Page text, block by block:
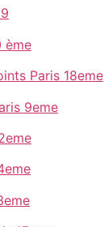
ème
Paris 18eme
9eme